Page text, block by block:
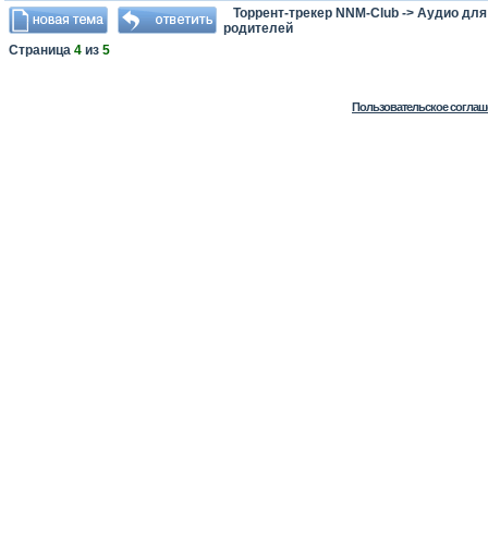
Торрент-трекер NNM-Club -> Аудио для
родителей
Страница 4 из 5
Пользовательское